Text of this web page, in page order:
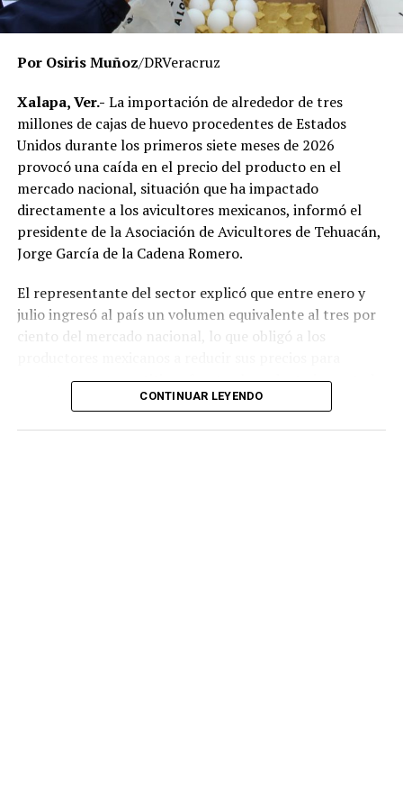
momento no existe una determinación definitiva sobre
responsabilidades individuales.
señalaron que un grupo de profesores ha manifestado
su inconformidad con el proceso de revisión, al
considerar que las investigaciones podrían afectar
intereses al interior de la institución.
De acuerdo con esos testimonios, el grupo identificado
comoMovimiento Estatal UPAV, integrado
públicamente por Verónica Sánchez Ramos, Mauricio
Ivette Lara Barradas, Roberto Ibáñez y Carlos Enrique
Sierra, ha cuestionado las acciones emprendidas por las
autoridades universitarias y estatales.
informado la conclusión de las investigaciones ni la
emisión de sanciones o resoluciones específicas. El
Por Osiris Muñoz/DRVeracruz
Xalapa, Ver.- La importación de alrededor de tres
millones de cajas de huevo procedentes de Estados
Unidos durante los primeros siete meses de 2026
provocó una caída en el precio del producto en el
mercado nacional, situación que ha impactado
directamente a los avicultores mexicanos, informó el
presidente de la Asociación de Avicultores de Tehuacán,
Jorge García de la Cadena Romero.
El representante del sector explicó que entre enero y
julio ingresó al país un volumen equivalente al tres por
ciento del mercado nacional, lo que obligó a los
mantenerse competitivos frente al producto importado.
CONTINUAR LEYENDO